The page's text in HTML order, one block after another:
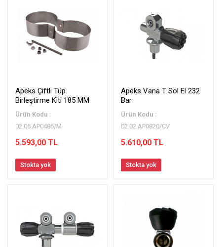
Apeks Çiftli Tüp
Birleştirme Kiti 185 MM
Ürün Kodu :
02.06.AP0486/M
5.593,00 TL
Stokta yok
Apeks Vana T Sol El 232
Bar
Ürün Kodu :
02.02.AP0820/CV
5.610,00 TL
Stokta yok